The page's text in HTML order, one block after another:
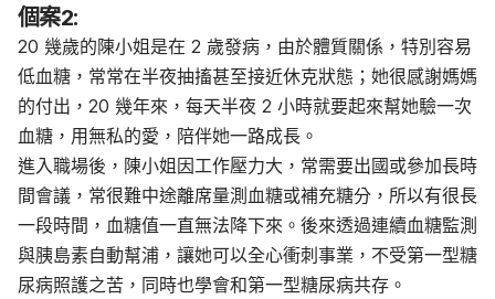
個案2:
20 幾歲的陳小姐是在 2 歲發病，由於體質關係，特別容易
低血糖，常常在半夜抽搐甚至接近休克狀態；她很感謝媽媽
的付出，20 幾年來，每天半夜 2 小時就要起來幫她驗一次
血糖，用無私的愛，陪伴她一路成長。
進入職場後，陳小姐因工作壓力大，常需要出國或參加長時
間會議，常很難中途離席量測血糖或補充糖分，所以有很長
一段時間，血糖值一直無法降下來。後來透過連續血糖監測
與胰島素自動幫浦，讓她可以全心衝刺事業，不受第一型糖
尿病照護之苦，同時也學會和第一型糖尿病共存。